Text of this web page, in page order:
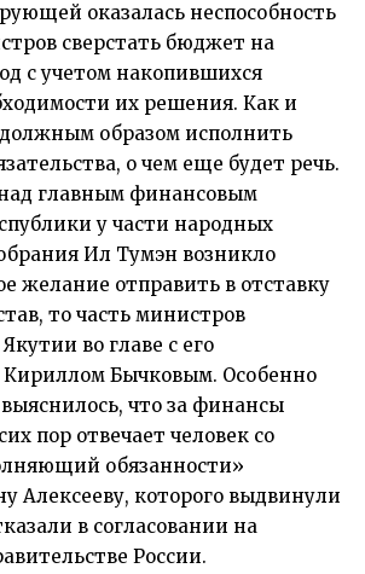
оказалась неспособность
сверстать бюджет на
с учетом накопившихся
их решения. Как и
должным образом исполнить
о чем еще будет речь.
главным финансовым
у части народных
Ил Тумэн возникло
желание отправить в отставку
то часть министров
во главе с его
Кириллом Бычковым. Особенно
выяснилось, что за финансы
пор отвечает человек со
обязанности»
Алексееву, которого выдвинули
в согласовании на
России.